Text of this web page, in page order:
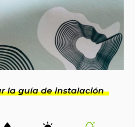
la guía de instalación